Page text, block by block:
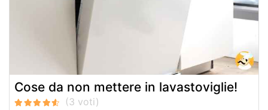
Cose da non mettere in lavastoviglie!